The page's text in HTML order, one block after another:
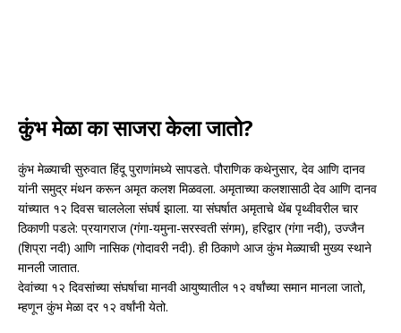
कुंभ मेळा का साजरा केला जातो?
कुंभ मेळ्याची सुरुवात हिंदू पुराणांमध्ये सापडते. पौराणिक कथेनुसार, देव आणि दानव
यांनी समुद्र मंथन करून अमृत कलश मिळवला. अमृताच्या कलशासाठी देव आणि दानव
यांच्यात १२ दिवस चाललेला संघर्ष झाला. या संघर्षात अमृताचे थेंब पृथ्वीवरील चार
ठिकाणी पडले: प्रयागराज (गंगा-यमुना-सरस्वती संगम), हरिद्वार (गंगा नदी), उज्जैन
(शिप्रा नदी) आणि नासिक (गोदावरी नदी). ही ठिकाणे आज कुंभ मेळ्याची मुख्य स्थाने
मानली जातात.
देवांच्या १२ दिवसांच्या संघर्षाचा मानवी आयुष्यातील १२ वर्षांच्या समान मानला जातो,
म्हणून कुंभ मेळा दर १२ वर्षांनी येतो.